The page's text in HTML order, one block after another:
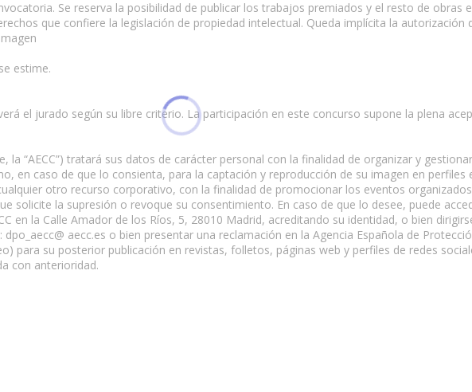
Se reserva la posibilidad de publicar los trabajos premiados y el resto de obras
que confiere la legislación de propiedad intelectual. Queda implícita la autorización
estime.
el jurado según su libre criterio. La participación en este concurso supone la plena
la “AECC”) tratará sus datos de carácter personal con la finalidad de organizar y
en caso de que lo consienta, para la captación y reproducción de su imagen en perfiles
otro recurso corporativo, con la finalidad de promocionar los eventos organizados
solicite la supresión o revoque su consentimiento. En caso de que lo desee, puede
en la Calle Amador de los Ríos, 5, 28010 Madrid, acreditando su identidad, o bien
aecc.es o bien presentar una reclamación en la Agencia Española de
para su posterior publicación en revistas, folletos, páginas web y perfiles de redes
con anterioridad.